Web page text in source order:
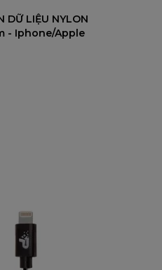
DỮ LIỆU NYLON
- Iphone/Apple